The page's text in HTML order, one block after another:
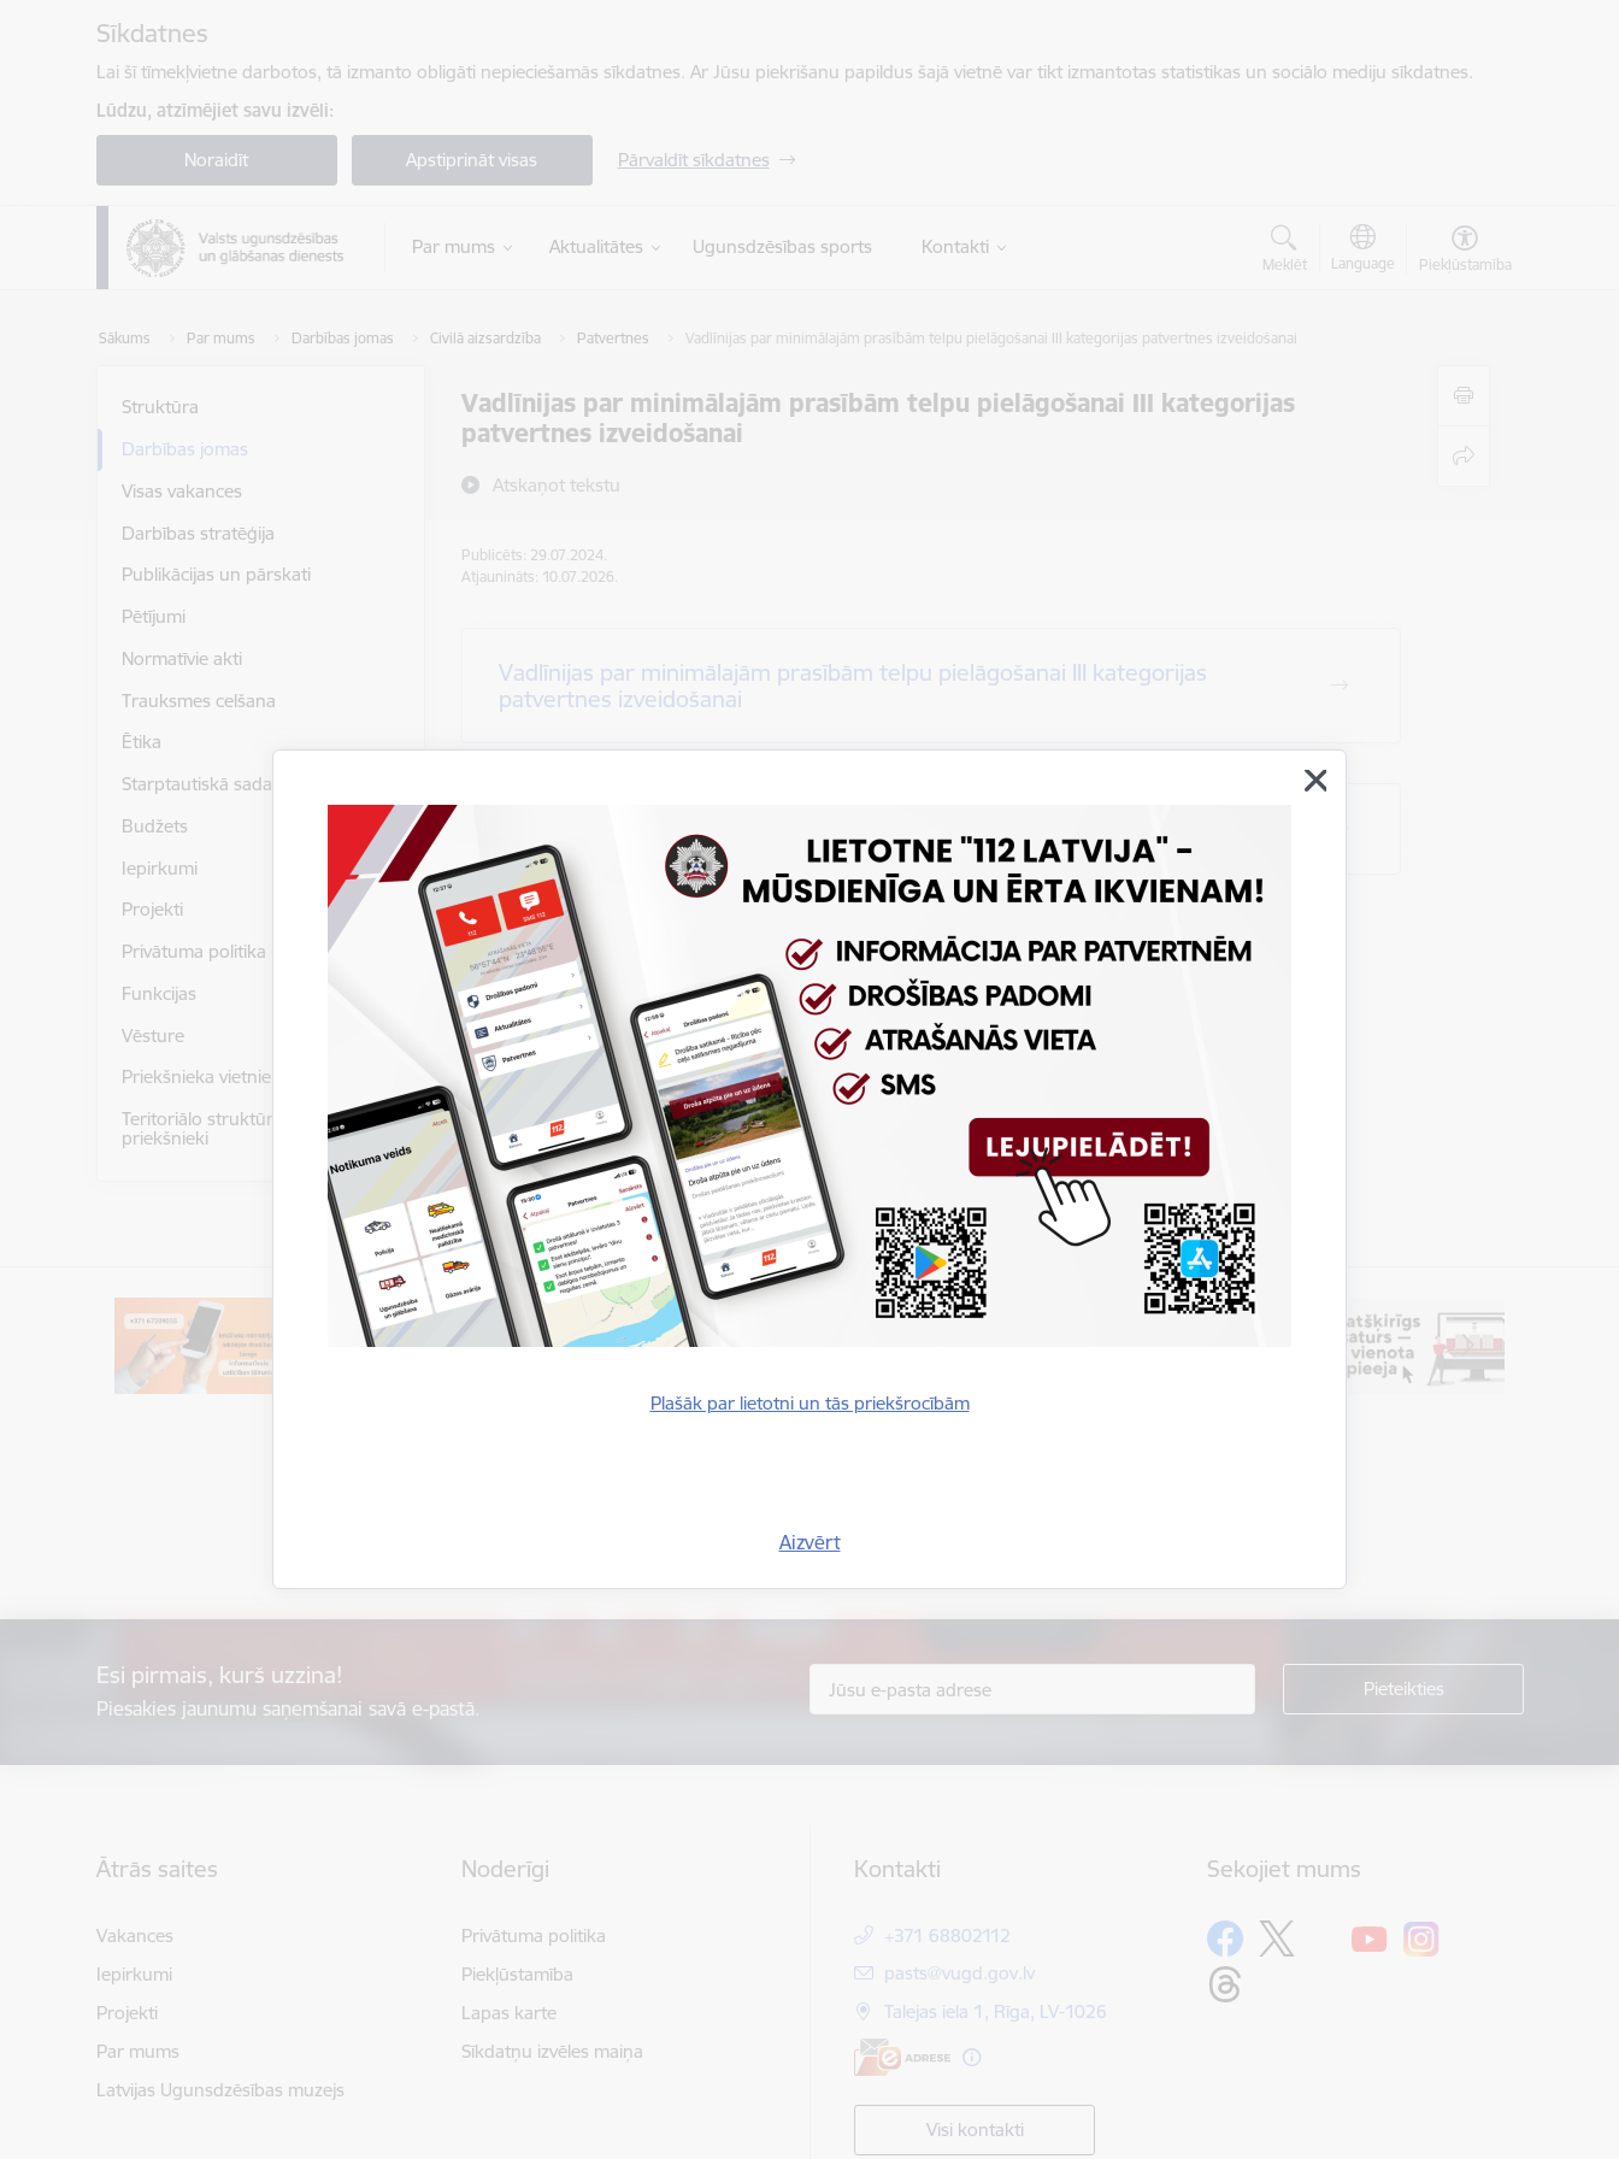
Sīkdatnes
Lai šī tīmekļvietne darbotos, tā izmanto obligāti nepieciešamās sīkdatnes. Ar Jūsu piekrišanu papildus šajā vietnē var tikt izmantotas statistikas un sociālo mediju sīkdatnes.
Lūdzu, atzīmējiet savu izvēli:
Noraidīt Apstiprināt visas Pārvaldīt sīkdatnes
Par mums Aktualitātes Ugunsdzēsības sports Kontakti
Meklēt Language Piekļūstamība
Sākums Par mums Darbības jomas Civilā aizsardzība Patvertnes Vadlīnijas par minimālajām prasībām telpu pielāgošanai III kategorijas patvertnes izveidošanai
Vadlīnijas par minimālajām prasībām telpu pielāgošanai III kategorijas
patvertnes izveidošanai
Atskaņot tekstu
Plašāk par lietotni un tās priekšrocībām
Aizvērt
Struktūra
Darbības jomas
Visas vakances
Darbības stratēģija
Publikācijas un pārskati
Pētījumi
Normatīvie akti
Trauksmes celšana
Ētika
Starptautiskā sadarbība
Budžets
Iepirkumi
Projekti
Privātuma politika
Funkcijas
Vēsture
Priekšnieka vietnieki
Teritoriālo struktūrvienību
priekšnieki
Publicēts: 29.07.2024.
Atjaunināts: 10.07.2026.
Vadlīnijas par minimālajām prasībām telpu pielāgošanai III kategorijas
patvertnes izveidošanai
1. pielikums Patvertņu piekļūstamības vadlīnijas
Sniegt atsauksmi
Esi pirmais, kurš uzzina!
Piesakies jaunumu saņemšanai savā e-pastā.
Ātrās saites
Vakances
Iepirkumi
Projekti
Par mums
Latvijas Ugunsdzēsības muzejs
Noderīgi
Privātuma politika
Piekļūstamība
Lapas karte
Sīkdatņu izvēles maiņa
Kontakti
+371 68802112
E-pasts:
pasts@vugd.gov.lv
Talejas iela 1, Rīga, LV-1026
Visi kontakti
Sekojiet mums